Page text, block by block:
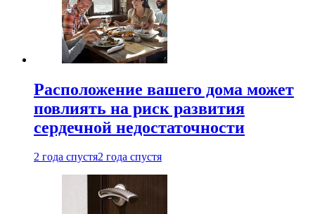
Расположение вашего дома может
повлиять на риск развития
сердечной недостаточности
2 года спустя2 года спустя